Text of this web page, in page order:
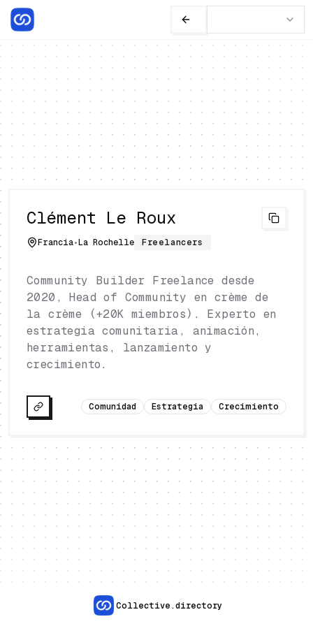
Clément Le Roux
Francia•La Rochelle Freelancers
Community Builder Freelance desde
2020, Head of Community en crème de
la crème (+20K miembros). Experto en
estrategia comunitaria, animación,
herramientas, lanzamiento y
crecimiento.
Comunidad Estrategia Crecimiento
Collective.directory